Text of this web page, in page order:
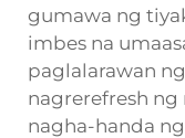
gumawa ng
imbes na
paglalarawan
nagrerefresh
nagha-handa